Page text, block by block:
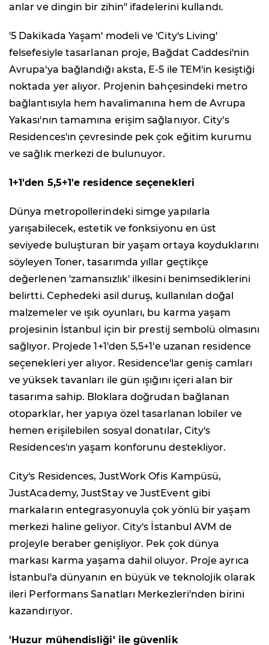
anlar ve dingin bir zihin" ifadelerini kullandı.
'5 Dakikada Yaşam' modeli ve 'City's Living'
felsefesiyle tasarlanan proje, Bağdat Caddesi'nin
Avrupa'ya bağlandığı aksta, E-5 ile TEM'in kesiştiği
noktada yer alıyor. Projenin bahçesindeki metro
bağlantısıyla hem havalimanına hem de Avrupa
Yakası'nın tamamına erişim sağlanıyor. City's
Residences'ın çevresinde pek çok eğitim kurumu
ve sağlık merkezi de bulunuyor.
1+1'den 5,5+1'e residence seçenekleri
Dünya metropollerindeki simge yapılarla
yarışabilecek, estetik ve fonksiyonu en üst
seviyede buluşturan bir yaşam ortaya koyduklarını
söyleyen Toner, tasarımda yıllar geçtikçe
değerlenen 'zamansızlık' ilkesini benimsediklerini
belirtti. Cephedeki asil duruş, kullanılan doğal
malzemeler ve ışık oyunları, bu karma yaşam
projesinin İstanbul için bir prestij sembolü olmasını
sağlıyor. Projede 1+1'den 5,5+1'e uzanan residence
seçenekleri yer alıyor. Residence'lar geniş camları
ve yüksek tavanları ile gün ışığını içeri alan bir
tasarıma sahip. Bloklara doğrudan bağlanan
otoparklar, her yapıya özel tasarlanan lobiler ve
hemen erişilebilen sosyal donatılar, City's
Residences'ın yaşam konforunu destekliyor.
City's Residences, JustWork Ofis Kampüsü,
JustAcademy, JustStay ve JustEvent gibi
markaların entegrasyonuyla çok yönlü bir yaşam
merkezi haline geliyor. City's İstanbul AVM de
projeyle beraber genişliyor. Pek çok dünya
markası karma yaşama dahil oluyor. Proje ayrıca
İstanbul'a dünyanın en büyük ve teknolojik olarak
ileri Performans Sanatları Merkezleri'nden birini
kazandırıyor.
'Huzur mühendisliği' ile güvenlik